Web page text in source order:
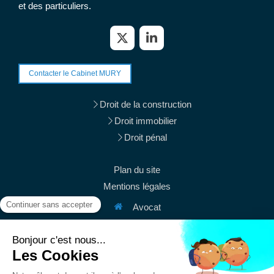
et des particuliers.
Contacter le Cabinet MURY
Droit de la construction
Droit immobilier
Droit pénal
Plan du site
Mentions légales
Avocat
38 rue du Mont Thabor
Afficher le téléphone